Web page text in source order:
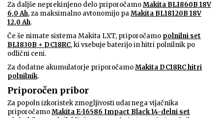
Za daljše neprekinjeno delo priporočamoMakita BL1860B 18V
6,0 Ah, za maksimalno avtonomijo paMakita BL18120B 18V
12,0 Ah.
Če še nimate sistema Makita LXT, priporočamo polnilni set
BL1830B + DC18RC, ki vsebuje baterijo in hitri polnilnik po
odlični ceni.
Za dodatne akumulatorje priporočamoMakita DC18RC hitri
polnilnik.
Priporočen pribor
Za popoln izkoristek zmogljivosti udarnega vijačnika
priporočamoMakita E-16586 Impact Black 14-delni set